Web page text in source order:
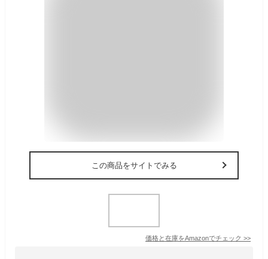
この商品をサイトでみる
価格と在庫をAmazonでチェック >>